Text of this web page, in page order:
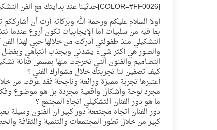
كأس العالم للرياضات الإلكترونية: فريق Karmine Corp الفرنسي بطلًا لبطولة Rocket League
[COLOR=#FF0026]حدثينا عند بدايتك مع الفن التشكيلي وكيف كانت البداية ؟[/COLOR]
أولا السلام عليكم ورحمة الله وبركاته أرت أن
بما فيه من سلبيات أما الإيجابيات تكون أروع
التشكيلي منذ طفولتي أدركت من خلالها حبي لهذا
والصور هي أكثر شيء يشدني ويجذب انتباهي وبفضل
التصاميم والفنون التي تخرجت منها بمسمى فنانة
كيف تصفين لنا تجربتك خلال مشوارك الفني ؟
أعتبرها تجربة مميزة ورائعة وناجحة فقد عرفت من
مجرد لوحة وأشكال واقعية مجردة بل هو موضوع
ما هو دور الفنان التشكيلي اتجاه المجتمع ؟
دور الفنان اتجاه مجتمعة دور كبير أن الفنون وسيلة
كبير من خلال تطور المجتمعات والتنمية والثقافة